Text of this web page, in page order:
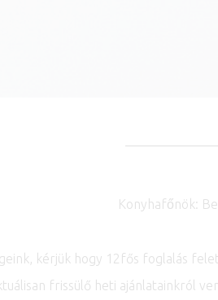
Konyhafőnök:
kérjük hogy 12fős foglalás
frissülő heti ajánlatainkról